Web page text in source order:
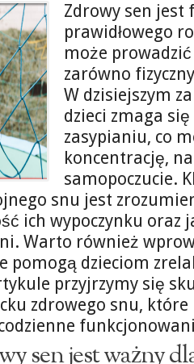
Zdrowy sen
prawidłowego
może
zarówno
W dzisiejszym
dzieci zmaga
zasypianiu, co
koncentrację,
samopoczucie.
snu jest
ich wypoczynku oraz
Warto również
pomogą dzieciom
przyjrzymy się
zdrowego snu,
sen jest ważny